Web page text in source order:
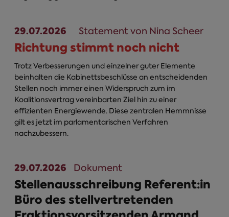
29.07.2026 Statement von Nina Scheer
Richtung stimmt noch nicht
Trotz Verbesserungen und einzelner guter Elemente
beinhalten die Kabinettsbeschlüsse an entscheidenden
Stellen noch immer einen Widerspruch zum im
Koalitionsvertrag vereinbarten Ziel hin zu einer
effizienten Energiewende. Diese zentralen Hemmnisse
gilt es jetzt im parlamentarischen Verfahren
nachzubessern.
29.07.2026 Dokument
Stellenausschreibung Referent:in
Büro des stellvertretenden